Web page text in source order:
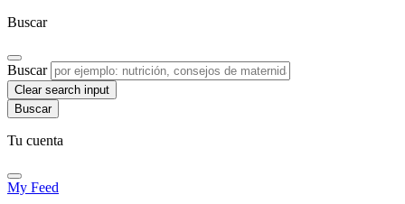
Buscar
Buscar
Clear search input
Tu cuenta
My Feed